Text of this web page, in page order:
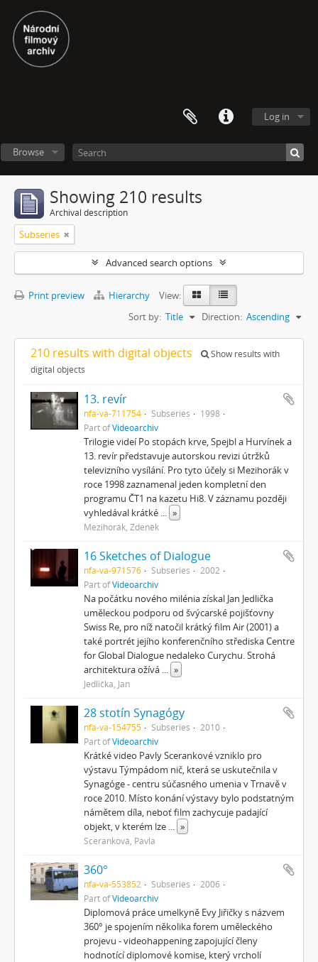
Log in
Browse
Showing 210 results
Archival description
Subseries
Advanced search options
Print preview Hierarchy
View:
Sort by: Title Direction: Ascending
210 results with digital objects
Show results with
digital objects
13. revír
nfa-va-711754 Subseries
1998
Part ofVideoarchiv
Trilogie videí Po stopách krve, Spejbl a Hurvínek a
13. revír představuje autorskou revizi útržků
televizního vysílání. Pro tyto účely si Mezihorák v
roce 1998 zaznamenal jeden kompletní den
programu ČT1 na kazetu Hi8. V záznamu později
vyhledával krátké ... »
Mezihorák, Zdeněk
16 Sketches of Dialogue
nfa-va-971576 Subseries
2002
Part ofVideoarchiv
Na počátku nového milénia získal Jan Jedlička
uměleckou podporu od švýcarské pojišťovny
Swiss Re, pro níž natočil krátký film Air (2001) a
také portrét jejího konferenčního střediska Centre
for Global Dialogue nedaleko Curychu. Strohá
architektura ožívá ... »
Jedlička, Jan
28 stotín Synagógy
nfa-va-154755 Subseries
2010
Part ofVideoarchiv
Krátké video Pavly Scerankové vzniklo pro
výstavu Týmpádom nič, která se uskutečnila v
Synagóge - centru súčasného umenia v Trnavě v
roce 2010. Místo konání výstavy bylo podstatným
námětem díla, neboť film zachycuje padající
objekt, v kterém lze ... »
Sceranková, Pavla
360°
nfa-va-553852 Subseries
2006
Part ofVideoarchiv
Diplomová práce umelkyně Evy Jiřičky s názvem
360° je spojením několika forem uměleckého
projevu - videohappening zapojující členy
hodnotící diplomové komise, který vrcholí